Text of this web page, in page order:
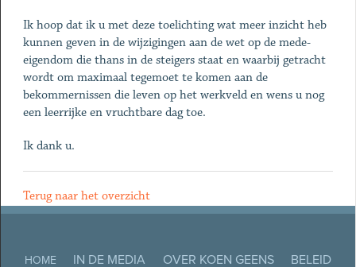
Ik hoop dat ik u met deze toelichting wat meer inzicht heb
kunnen geven in de wijzigingen aan de wet op de mede-
eigendom die thans in de steigers staat en waarbij getracht
wordt om maximaal tegemoet te komen aan de
bekommernissen die leven op het werkveld en wens u nog
een leerrijke en vruchtbare dag toe.
Ik dank u.
Terug naar het overzicht
HOME IN DE MEDIA OVER KOEN GEENS
BELEID